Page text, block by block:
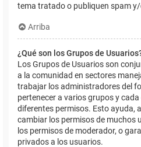
tema tratado o publiquen spam
Arriba
¿Qué son los Grupos de
Los Grupos de Usuarios son
a la comunidad en sectores
trabajar los administradores del
pertenecer a varios grupos y
diferentes permisos. Esto ayuda,
cambiar los permisos de muchos
los permisos de moderador, o
privados a los usuarios.